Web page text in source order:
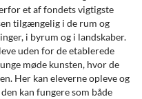
et af fondets vigtigste
tilgængelig i de rum og
i byrum og i landskaber.
uden for de etablerede
møde kunsten, hvor de
Her kan eleverne opleve og
kan fungere som både